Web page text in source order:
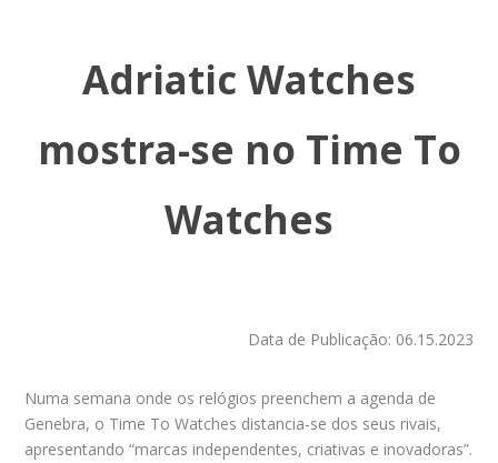
Adriatic Watches
mostra-se no Time To
Watches
Data de Publicação: 06.15.2023
Numa semana onde os relógios preenchem a agenda de
Genebra, o Time To Watches distancia-se dos seus rivais,
apresentando “marcas independentes, criativas e inovadoras”.